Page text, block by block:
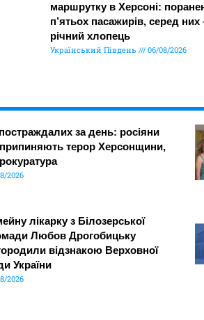
маршрутку в Херсоні:
п’ятьох пасажирів, серед них
річний хлопець
Український Південь 06/08/2026
за день: росіяни
терор Херсонщини,
2026
лікарку з Білозерської
Любов Дрогобицьку
відзнакою Верховної
України
2026